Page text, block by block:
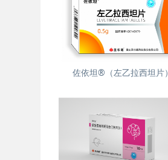
佐依坦®（左乙拉西坦片）